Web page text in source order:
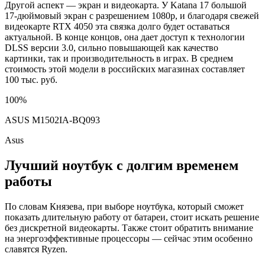
Другой аспект — экран и видеокарта. У Katana 17 большой
17-дюймовый экран с разрешением 1080p, и благодаря свежей
видеокарте RTX 4050 эта связка долго будет оставаться
актуальной. В конце концов, она дает доступ к технологии
DLSS версии 3.0, сильно повышающей как качество
картинки, так и производительность в играх. В среднем
стоимость этой модели в российских магазинах составляет
100 тыс. руб.
100%
ASUS M1502IA-BQ093
Asus
Лучший ноутбук с долгим временем
работы
По словам Князева, при выборе ноутбука, который сможет
показать длительную работу от батареи, стоит искать решение
без дискретной видеокарты. Также стоит обратить внимание
на энергоэффективные процессоры — сейчас этим особенно
славятся Ryzen.